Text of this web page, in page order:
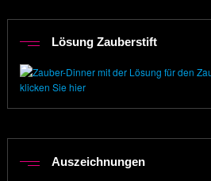
Lösung Zauberstift
klicken Sie hier
Auszeichnungen